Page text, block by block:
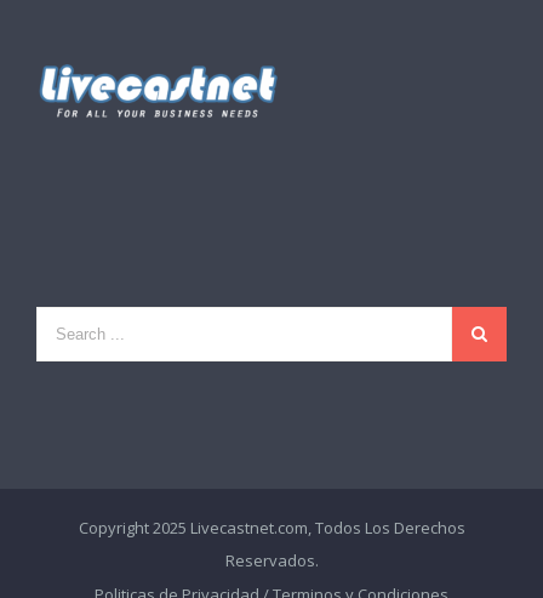
Copyright 2025 Livecastnet.com, Todos Los Derechos
Reservados.